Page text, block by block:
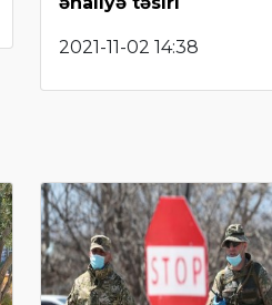
2021-11-02 14:38